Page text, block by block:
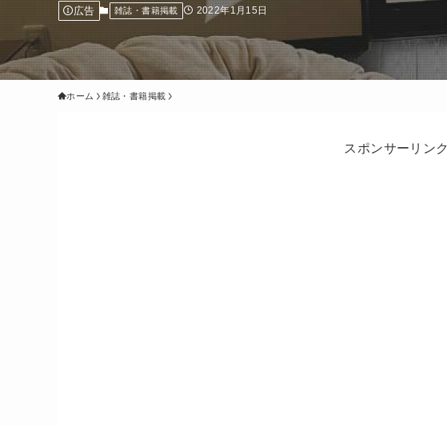
広告 雑誌・書籍掲載 2022年1月15日
ホーム 雑誌・書籍掲載
スポンサーリンク